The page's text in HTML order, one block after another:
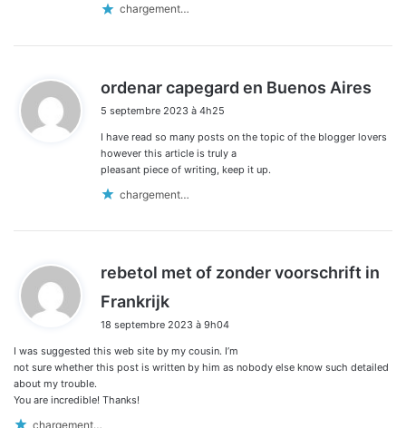
chargement…
ordenar capegard en Buenos Aires
5 septembre 2023 à 4h25
I have read so many posts on the topic of the blogger lovers
however this article is truly a
pleasant piece of writing, keep it up.
chargement…
rebetol met of zonder voorschrift in
Frankrijk
t
:
18 septembre 2023 à 9h04
I was suggested this web site by my cousin. I’m
not sure whether this post is written by him as nobody else know such detailed
about my trouble.
You are incredible! Thanks!
chargement…